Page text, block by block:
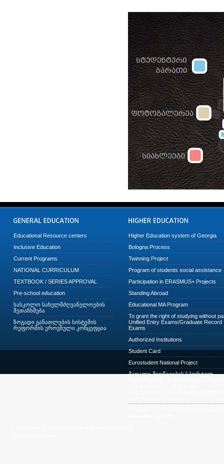
Educational Resource centers
Inclusive Education
Current Programs
NATIONAL CURRICULUM
TEXTBOOK / SERIES APPROVAL
Pre-school education
სასკოლო სახელმძღვანელოების
შეთანხმება
ზოგადი განათლების სისტემის
რეფორმის ეროვნული კონცეფცია
Higher Education system of Georgia
Bologna Process
Twinning Project
Program of students social assistance
Participation in ERASMUS+ Projects
Standing Abroad
Educational MA Program
To grant the right of studying without
Unified Entry Exams/Graduate Record
Exams
Authorized Institutions
Student Card
Eurostudent National Project
მაღალი მიღწევების სპორტულ